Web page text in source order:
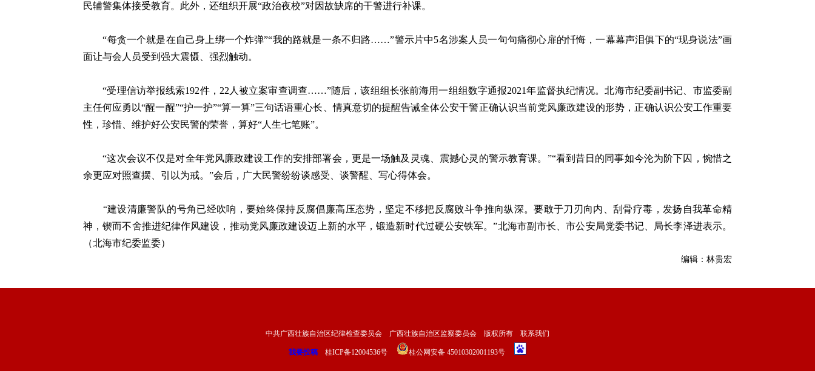
民辅警集体接受教育。此外，还组织开展“政治夜校”对因故缺席的干警进行补课。
“每贪一个就是在自己身上绑一个炸弹”“我的路就是一条不归路……”警示片中5名涉案人员一句句痛彻心扉的忏悔，一幕幕声泪俱下的“现身说法”画
面让与会人员受到强大震慑、强烈触动。
“受理信访举报线索192件，22人被立案审查调查……”随后，该组组长张前海用一组组数字通报2021年监督执纪情况。北海市纪委副书记、市监委副
主任何应勇以“醒一醒”“护一护”“算一算”三句话语重心长、情真意切的提醒告诫全体公安干警正确认识当前党风廉政建设的形势，正确认识公安工作重要
性，珍惜、维护好公安民警的荣誉，算好“人生七笔账”。
“这次会议不仅是对全年党风廉政建设工作的安排部署会，更是一场触及灵魂、震撼心灵的警示教育课。”“看到昔日的同事如今沦为阶下囚，惋惜之
余更应对照查摆、引以为戒。”会后，广大民警纷纷谈感受、谈警醒、写心得体会。
“建设清廉警队的号角已经吹响，要始终保持反腐倡廉高压态势，坚定不移把反腐败斗争推向纵深。要敢于刀刃向内、刮骨疗毒，发扬自我革命精
神，锲而不舍推进纪律作风建设，推动党风廉政建设迈上新的水平，锻造新时代过硬公安铁军。”北海市副市长、市公安局党委书记、局长李泽进表示。
（北海市纪委监委）
编辑：林贵宏
中共广西壮族自治区纪律检查委员会 广西壮族自治区监察委员会 版权所有 联系我们
我要投稿 桂ICP备12004536号 桂公网安备 45010302001193号